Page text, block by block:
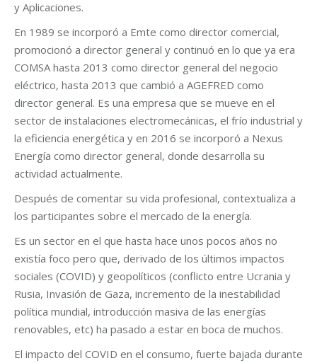
y Aplicaciones.
En 1989 se incorporó a Emte como director comercial,
promocionó a director general y continuó en lo que ya era
COMSA hasta 2013 como director general del negocio
eléctrico, hasta 2013 que cambió a AGEFRED como
director general. Es una empresa que se mueve en el
sector de instalaciones electromecánicas, el frío industrial y
la eficiencia energética y en 2016 se incorporó a Nexus
Energía como director general, donde desarrolla su
actividad actualmente.
Después de comentar su vida profesional, contextualiza a
los participantes sobre el mercado de la energía.
Es un sector en el que hasta hace unos pocos años no
existía foco pero que, derivado de los últimos impactos
sociales (COVID) y geopolíticos (conflicto entre Ucrania y
Rusia, Invasión de Gaza, incremento de la inestabilidad
política mundial, introducción masiva de las energías
renovables, etc) ha pasado a estar en boca de muchos.
El impacto del COVID en el consumo, fuerte bajada durante